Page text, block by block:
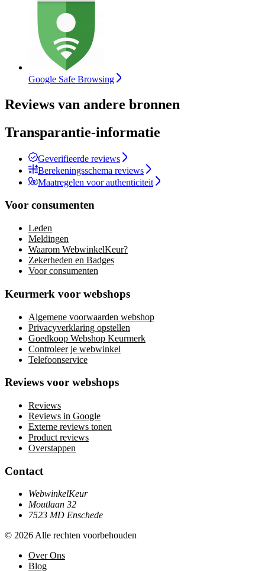
Google Safe Browsing
Reviews van andere bronnen
Transparantie-informatie
Geverifieerde reviews
Berekeningsschema reviews
Maatregelen voor authenticiteit
Voor consumenten
Leden
Meldingen
Waarom WebwinkelKeur?
Zekerheden en Badges
Voor consumenten
Keurmerk voor webshops
Algemene voorwaarden webshop
Privacyverklaring opstellen
Goedkoop Webshop Keurmerk
Controleer je webwinkel
Telefoonservice
Reviews voor webshops
Reviews
Reviews in Google
Externe reviews tonen
Product reviews
Overstappen
Contact
WebwinkelKeur
Moutlaan 32
7523 MD Enschede
© 2026 Alle rechten voorbehouden
Over Ons
Blog